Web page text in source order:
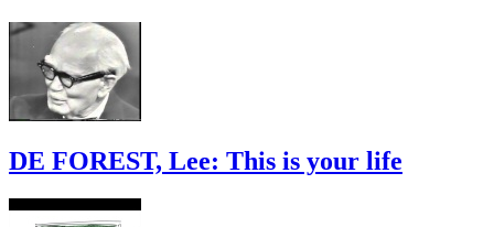
DE FOREST, Lee: This is your life